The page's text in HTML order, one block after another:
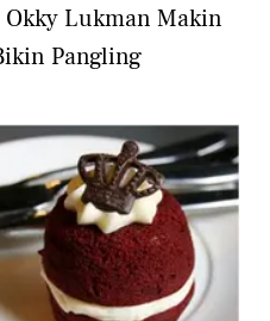
Lukman Makin
Pangling